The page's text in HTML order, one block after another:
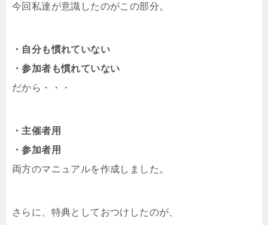
今回私達が意識したのがこの部分。
・自分も慣れていない
・参加者も慣れていない
だから・・・
・主催者用
・参加者用
両方のマニュアルを作成しました。
さらに、特典としておつけしたのが、